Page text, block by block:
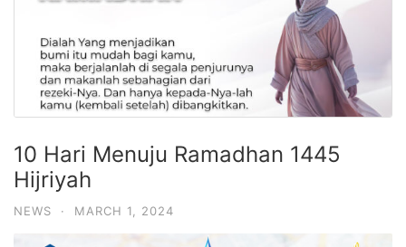
10 Hari Menuju Ramadhan 1445
Hijriyah
NEWS · MARCH 1, 2024